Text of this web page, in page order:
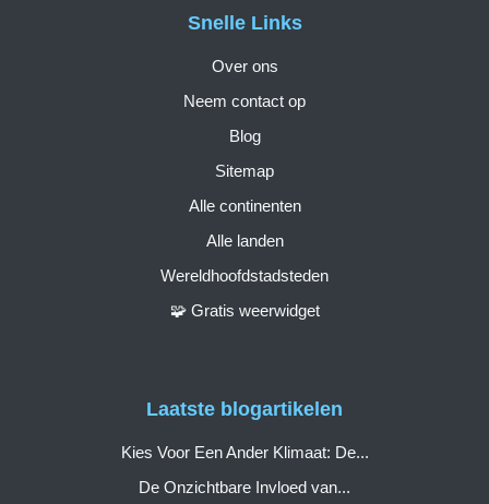
Snelle Links
Over ons
Neem contact op
Blog
Sitemap
Alle continenten
Alle landen
Wereldhoofdstadsteden
🧩 Gratis weerwidget
Laatste blogartikelen
Kies Voor Een Ander Klimaat: De...
De Onzichtbare Invloed van...